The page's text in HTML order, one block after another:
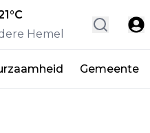
°C
Hemel
Gemeente